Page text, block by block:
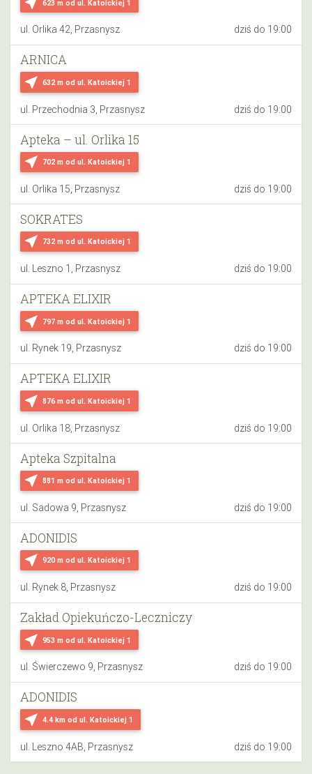
623 m od ul. Katoickiej 1
ul. Orlika 42, Przasnysz dziś do 19:00
near_me 632 m od ul. Katoickiej 1
ARNICA
ul. Przechodnia 3, Przasnysz dziś do 19:00
near_me 702 m od ul. Katoickiej 1
Apteka – ul. Orlika 15
ul. Orlika 15, Przasnysz dziś do 19:00
near_me 732 m od ul. Katoickiej 1
SOKRATES
ul. Leszno 1, Przasnysz dziś do 19:00
near_me 797 m od ul. Katoickiej 1
APTEKA ELIXIR
ul. Rynek 19, Przasnysz dziś do 19:00
near_me 876 m od ul. Katoickiej 1
APTEKA ELIXIR
ul. Orlika 18, Przasnysz dziś do 19:00
near_me 881 m od ul. Katoickiej 1
Apteka Szpitalna
ul. Sadowa 9, Przasnysz dziś do 19:00
near_me 920 m od ul. Katoickiej 1
ADONIDIS
ul. Rynek 8, Przasnysz dziś do 19:00
near_me 953 m od ul. Katoickiej 1
Zakład Opiekuńczo-Leczniczy
ul. Świerczewo 9, Przasnysz dziś do 19:00
near_me 4.4 km od ul. Katoickiej 1
ADONIDIS
ul. Leszno 4AB, Przasnysz dziś do 19:00